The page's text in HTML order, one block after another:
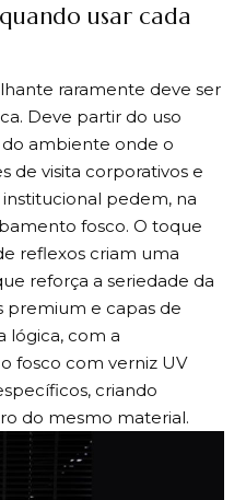
usar cada
raramente deve ser
Deve partir do uso
ambiente onde o
de visita corporativos e
pedem, na
fosco. O toque
reflexos criam uma
reforça a seriedade da
premium e capas de
lógica, com a
fosco com verniz UV
criando
do mesmo material.